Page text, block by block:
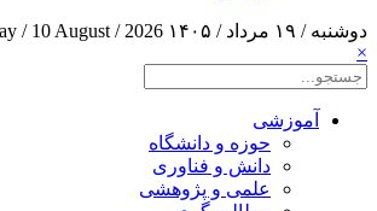
دوشنبه / ۱۹ مرداد / ۱۴۰۵
/ 10 August / 2026
×
آموزشی
حوزه و دانشگاه
دانش و فناوری
علمی و پژوهشی